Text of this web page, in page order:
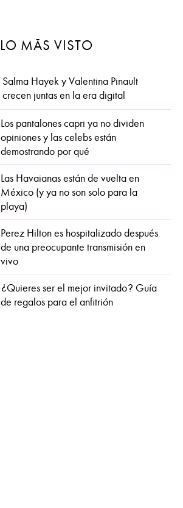
LO MÁS VISTO
Salma Hayek y Valentina Pinault
crecen juntas en la era digital
Los pantalones capri ya no dividen
opiniones y las celebs están
demostrando por qué
Las Havaianas están de vuelta en
México (y ya no son solo para la
playa)
Perez Hilton es hospitalizado después
de una preocupante transmisión en
vivo
¿Quieres ser el mejor invitado? Guía
de regalos para el anfitrión